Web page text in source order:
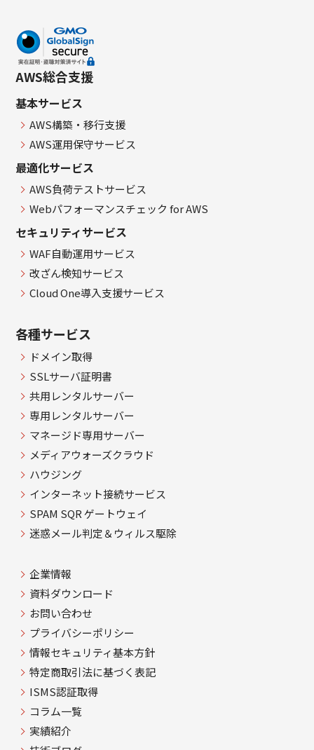
AWS総合支援
基本サービス
AWS構築・移行支援
AWS運用保守サービス
最適化サービス
AWS負荷テストサービス
Webパフォーマンスチェック for AWS
セキュリティサービス
WAF自動運用サービス
改ざん検知サービス
Cloud One導入支援サービス
各種サービス
ドメイン取得
SSLサーバ証明書
共用レンタルサーバー
専用レンタルサーバー
マネージド専用サーバー
メディアウォーズクラウド
ハウジング
インターネット接続サービス
SPAM SQR ゲートウェイ
迷惑メール判定＆ウィルス駆除
企業情報
資料ダウンロード
お問い合わせ
プライバシーポリシー
情報セキュリティ基本方針
特定商取引法に基づく表記
ISMS認証取得
コラム一覧
実績紹介